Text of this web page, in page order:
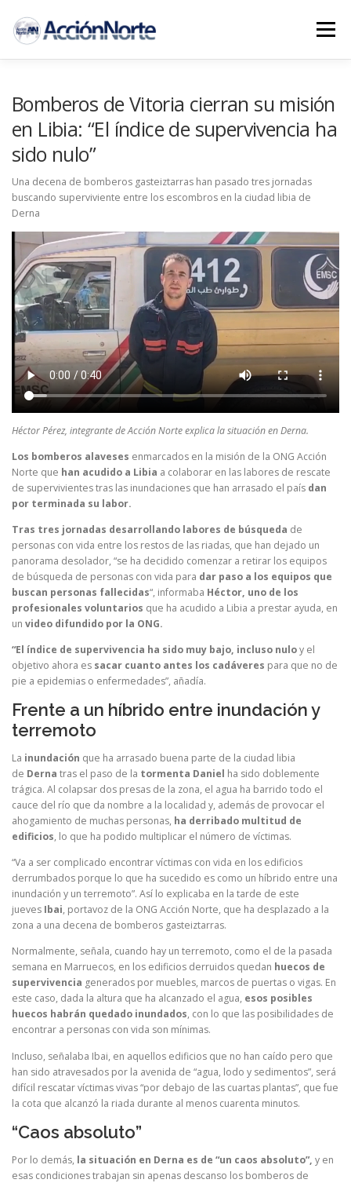
contenido
Menú
COLABORA
Bomberos de Vitoria cierran su misión
en Libia: “El índice de supervivencia ha
sido nulo”
Una decena de bomberos gasteiztarras han pasado tres jornadas
buscando superviviente entre los escombros en la ciudad libia de
Derna
Héctor Pérez, integrante de Acción Norte explica la situación en Derna.
Los bomberos alaveses enmarcados en la misión de la ONG Acción
Norte que han acudido a Libia a colaborar en las labores de rescate
de supervivientes tras las inundaciones que han arrasado el país dan
por terminada su labor.
Tras tres jornadas desarrollando labores de búsqueda de
personas con vida entre los restos de las riadas, que han dejado un
panorama desolador, “se ha decidido comenzar a retirar los equipos
de búsqueda de personas con vida para dar paso a los equipos que
buscan personas fallecidas“, informaba Héctor, uno de los
profesionales voluntarios que ha acudido a Libia a prestar ayuda, en
un video difundido por la ONG.
“El índice de supervivencia ha sido muy bajo, incluso nuloy el
objetivo ahora es sacar cuanto antes los cadáveres para que no de
pie a epidemias o enfermedades”, añadía.
Frente a un híbrido entre inundación y
terremoto
La inundación que ha arrasado buena parte de la ciudad libia
de Derna tras el paso de la tormenta Daniel ha sido doblemente
trágica. Al colapsar dos presas de la zona, el agua ha barrido todo el
cauce del río que da nombre a la localidad y, además de provocar el
ahogamiento de muchas personas, ha derribado multitud de
edificios, lo que ha podido multiplicar el número de víctimas.
“Va a ser complicado encontrar víctimas con vida en los edificios
derrumbados porque lo que ha sucedido es como un híbrido entre una
inundación y un terremoto”. Así lo explicaba en la tarde de este
jueves Ibai, portavoz de la ONG Acción Norte, que ha desplazado a la
zona a una decena de bomberos gasteiztarras.
Normalmente, señala, cuando hay un terremoto, como el de la pasada
semana en Marruecos, en los edificios derruidos quedan huecos de
supervivencia generados por muebles, marcos de puertas o vigas. En
este caso, dada la altura que ha alcanzado el agua, esos posibles
huecos habrán quedado inundados, con lo que las posibilidades de
encontrar a personas con vida son mínimas.
Incluso, señalaba Ibai, en aquellos edificios que no han caído pero que
han sido atravesados por la avenida de “agua, lodo y sedimentos”, será
difícil rescatar víctimas vivas “por debajo de las cuartas plantas”, que fue
la cota que alcanzó la riada durante al menos cuarenta minutos.
“Caos absoluto”
Por lo demás, la situación en Derna es de “un caos absoluto”, y en
esas condiciones trabajan sin apenas descanso los bomberos de